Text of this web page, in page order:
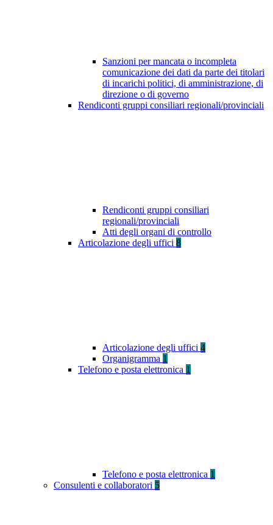
Sanzioni per mancata o incompleta
comunicazione dei dati da parte dei titolari
di incarichi politici, di amministrazione, di
direzione o di governo
Rendiconti gruppi consiliari regionali/provinciali
Rendiconti gruppi consiliari
regionali/provinciali
Atti degli organi di controllo
Articolazione degli uffici 8
Articolazione degli uffici 4
Organigramma 1
Telefono e posta elettronica 1
Telefono e posta elettronica 1
Consulenti e collaboratori 5